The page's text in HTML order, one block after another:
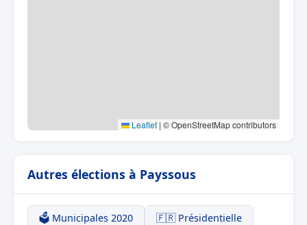
Leaflet | © OpenStreetMap contributors
Autres élections à Payssous
🗳️ Municipales 2020 🇫🇷 Présidentielle